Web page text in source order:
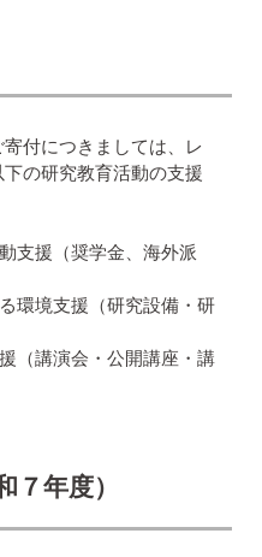
付につきましては、レ
の研究教育活動の支援
支援（奨学金、海外派
環境支援（研究設備・研
（講演会・公開講座・講
７年度）